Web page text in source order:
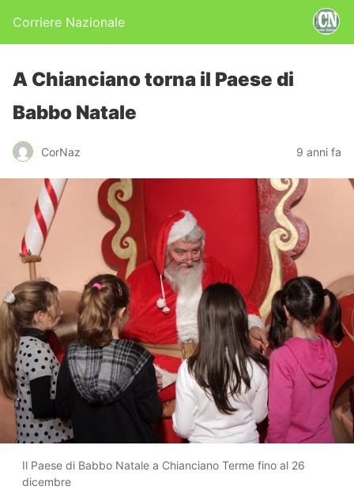
Corriere Nazionale
A Chianciano torna il Paese di
Babbo Natale
CorNaz 9 anni fa
Il Paese di Babbo Natale a Chianciano Terme fino al 26
dicembre